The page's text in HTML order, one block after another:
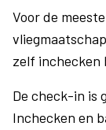
Voor de
zelf inchecken
De check-in is
Inchecken en